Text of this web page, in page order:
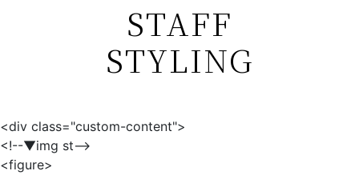
STAFF
STYLING
<div class="custom-content">
<!--▼img st-->
<figure>